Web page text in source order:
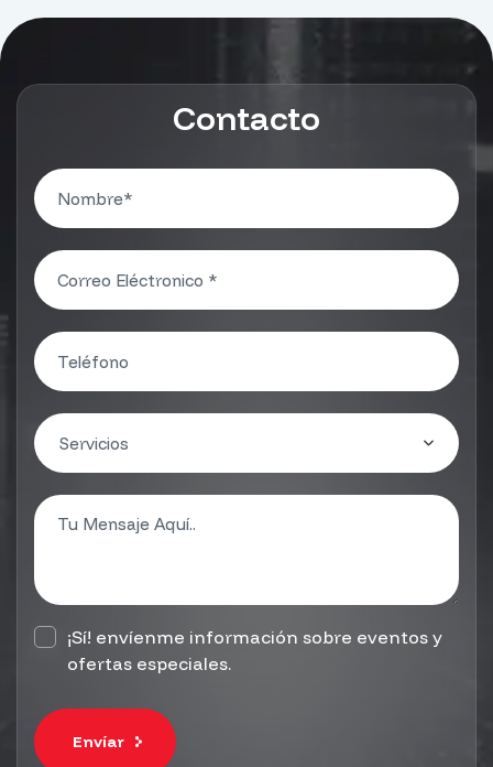
Contacto
¡Sí! envíenme información sobre eventos y
ofertas especiales.
Envíar